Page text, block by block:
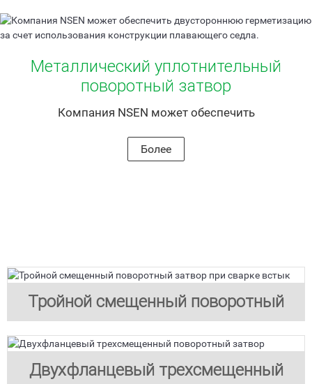
Металлический уплотнительный
поворотный затвор
Компания NSEN может обеспечить
использования конструкции плавающего
седла.
Более
Тройной смещенный поворотный
затвор при сварке встык
Двухфланцевый трехсмещенный